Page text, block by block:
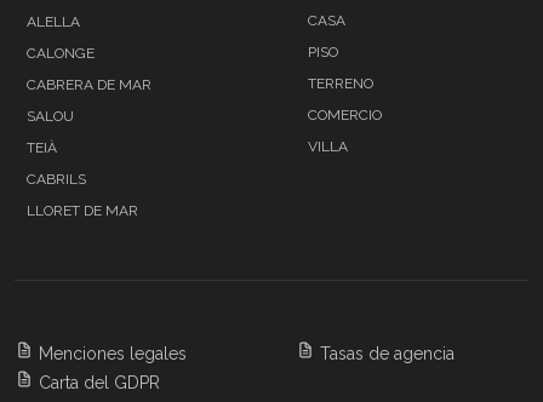
ALELLA
CALONGE
CABRERA DE MAR
SALOU
TEIÀ
CABRILS
LLORET DE MAR
CASA
PISO
TERRENO
COMERCIO
VILLA
Menciones legales
Carta del GDPR
Tasas de agencia